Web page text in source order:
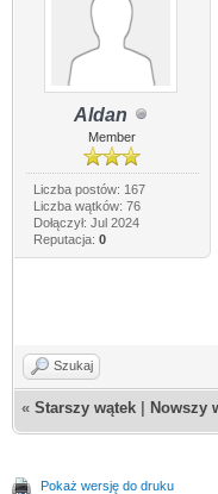
Aldan
Member
Liczba postów: 167
Liczba wątków: 76
Dołączył: Jul 2024
Reputacja: 0
Szukaj
« Starszy wątek Nowszy
Pokaż wersję do druku